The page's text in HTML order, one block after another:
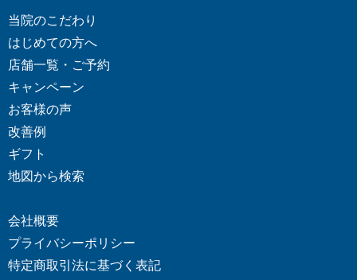
当院のこだわり
はじめての方へ
店舗一覧・ご予約
キャンペーン
お客様の声
改善例
ギフト
地図から検索
会社概要
プライバシーポリシー
特定商取引法に基づく表記